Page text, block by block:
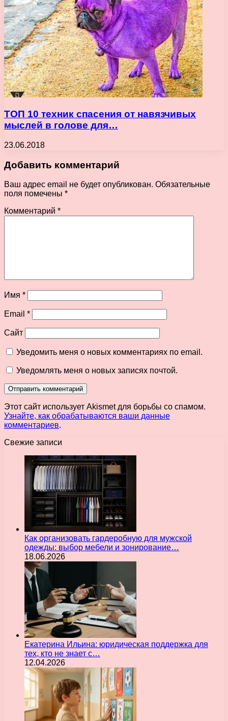
ТОП 10 техник спасения от навязчивых
мыслей в голове для…
23.06.2018
Добавить комментарий
Ваш адрес email не будет опубликован. Обязательные
поля помечены *
Комментарий *
Имя *
Email *
Сайт
Уведомить меня о новых комментариях по email.
Уведомлять меня о новых записях почтой.
Этот сайт использует Akismet для борьбы со спамом.
Узнайте, как обрабатываются ваши данные
комментариев.
Свежие записи
Как организовать гардеробную для мужской
одежды: выбор мебели и зонирование…
18.06.2026
Екатерина Ильина: юридическая поддержка для
тех, кто не знает с…
12.04.2026